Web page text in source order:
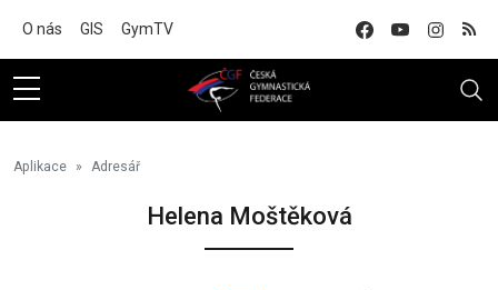
O nás GIS GymTV
Aplikace Adresář
Helena Moštěková